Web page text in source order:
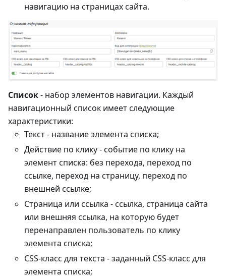
навигацию на страницах сайта.
Список- набор элементов навигации. Каждый
навигационный список имеет следующие
характеристики:
Текст - название элемента списка;
Действие по клику - событие по клику на
элемент списка: без перехода, переход по
ссылке, переход на страницу, переход по
внешней ссылке;
Страница или ссылка - ссылка, страница сайта
или внешняя ссылка, на которую будет
перенаправлен пользователь по клику
элемента списка;
CSS-класс для текста - заданный CSS-класс для
элемента списка;